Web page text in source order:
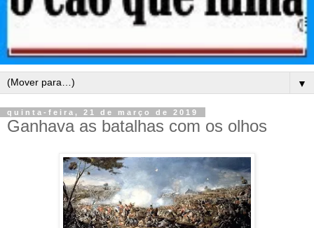
▼
quinta-feira, 21 de março de 2019
Ganhava as batalhas com os olhos